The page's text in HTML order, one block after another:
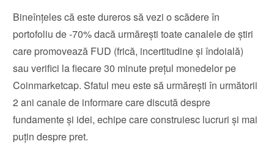
Bineînțeles că este dureros să vezi o scădere în
portofoliu de -70% dacă urmărești toate canalele de știri
care promovează FUD (frică, incertitudine și îndoială)
sau verifici la fiecare 30 minute prețul monedelor pe
Coinmarketcap. Sfatul meu este să urmărești în următorii
2 ani canale de informare care discută despre
fundamente și idei, echipe care construiesc lucruri și mai
puțin despre pret.